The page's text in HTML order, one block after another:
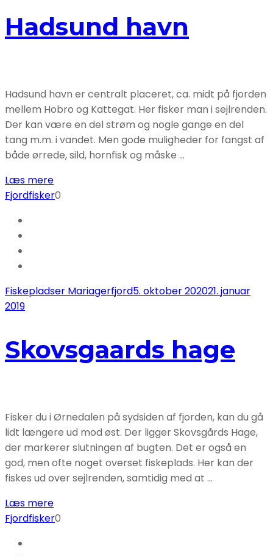
Hadsund havn
Hadsund havn er centralt placeret, ca. midt på fjorden
mellem Hobro og Kattegat. Her fisker man i sejlrenden.
Der kan være en del strøm og nogle gange en del
tang m.m. i vandet. Men gode muligheder for fangst af
både ørrede, sild, hornfisk og måske …
Læs mere
Fjordfisker0
Fiskepladser Mariagerfjord5. oktober 202021. januar
2019
Skovsgaards hage
Fisker du i Ørnedalen på sydsiden af fjorden, kan du gå
lidt længere ud mod øst. Der ligger Skovsgårds Hage,
der markerer slutningen af bugten. Det er også en
god, men ofte noget overset fiskeplads. Her kan der
fiskes ud over sejlrenden, samtidig med at …
Læs mere
Fjordfisker0